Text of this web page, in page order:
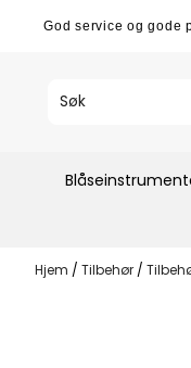
Hopp til innhold
God service og gode
Hjem / Tilbehør /